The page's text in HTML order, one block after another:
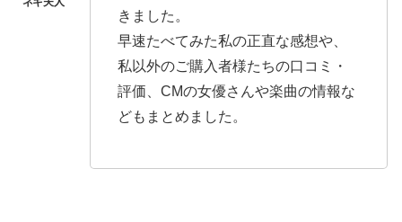
きました。
早速たべてみた私の正直な感想や、
私以外のご購入者様たちの口コミ・
評価、CMの女優さんや楽曲の情報な
どもまとめました。